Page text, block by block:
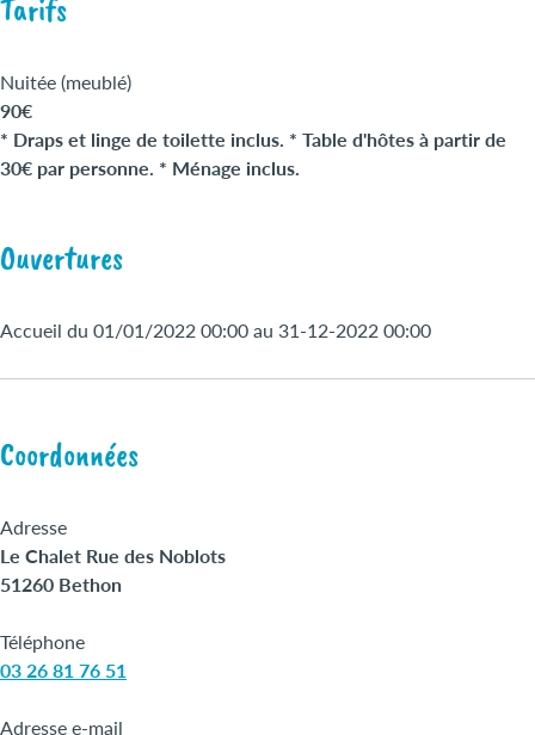
Tarifs
Nuitée (meublé)
90€
* Draps et linge de toilette inclus. * Table d'hôtes à partir de
30€ par personne. * Ménage inclus.
Ouvertures
Accueil du 01/01/2022 00:00 au 31-12-2022 00:00
Coordonnées
Adresse
Le Chalet Rue des Noblots
51260 Bethon
Téléphone
03 26 81 76 51
Adresse e-mail